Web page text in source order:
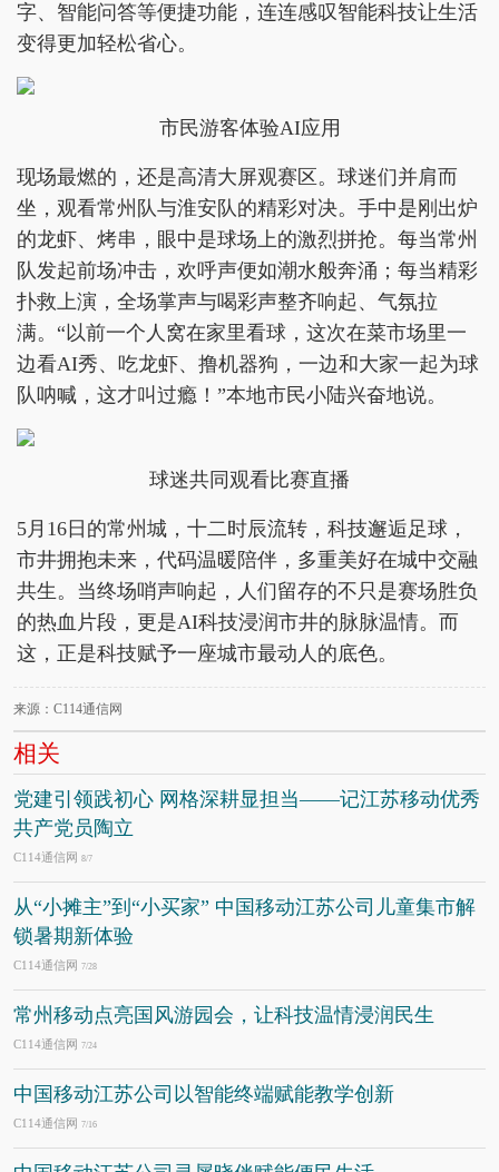
字、智能问答等便捷功能，连连感叹智能科技让生活
变得更加轻松省心。
市民游客体验AI应用
现场最燃的，还是高清大屏观赛区。球迷们并肩而
坐，观看常州队与淮安队的精彩对决。手中是刚出炉
的龙虾、烤串，眼中是球场上的激烈拼抢。每当常州
队发起前场冲击，欢呼声便如潮水般奔涌；每当精彩
扑救上演，全场掌声与喝彩声整齐响起、气氛拉
满。“以前一个人窝在家里看球，这次在菜市场里一
边看AI秀、吃龙虾、撸机器狗，一边和大家一起为球
队呐喊，这才叫过瘾！”本地市民小陆兴奋地说。
球迷共同观看比赛直播
5月16日的常州城，十二时辰流转，科技邂逅足球，
市井拥抱未来，代码温暖陪伴，多重美好在城中交融
共生。当终场哨声响起，人们留存的不只是赛场胜负
的热血片段，更是AI科技浸润市井的脉脉温情。而
这，正是科技赋予一座城市最动人的底色。
来源：C114通信网
相关
党建引领践初心 网格深耕显担当——记江苏移动优秀
共产党员陶立
C114通信网 8/7
从“小摊主”到“小买家” 中国移动江苏公司儿童集市解
锁暑期新体验
C114通信网 7/28
常州移动点亮国风游园会，让科技温情浸润民生
C114通信网 7/24
中国移动江苏公司以智能终端赋能教学创新
C114通信网 7/16